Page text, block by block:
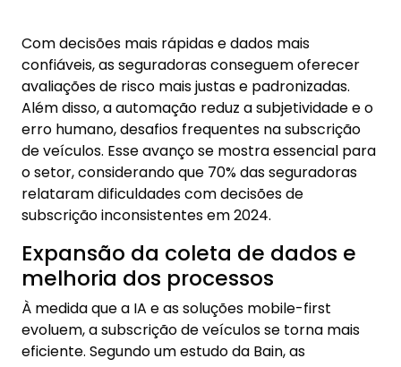
melhoria dos processos
À medida que a IA e as soluções mobile-first
evoluem, a subscrição de veículos se torna mais
eficiente. Segundo um estudo da Bain, as
seguradoras atualmente coletam apenas 60% dos
dados necessários para subscrever uma apólice,
indicando um grande potencial de
aprimoramento por meio de tecnologias móveis.
Com a digitalização do envio de informações pelos
segurados, a Inteligência Visual pode
complementar os dados coletados, refinando as
análises e reduzindo os tempos de
processamento. Esse avanço também impacta os
custos operacionais, tornando os processos mais